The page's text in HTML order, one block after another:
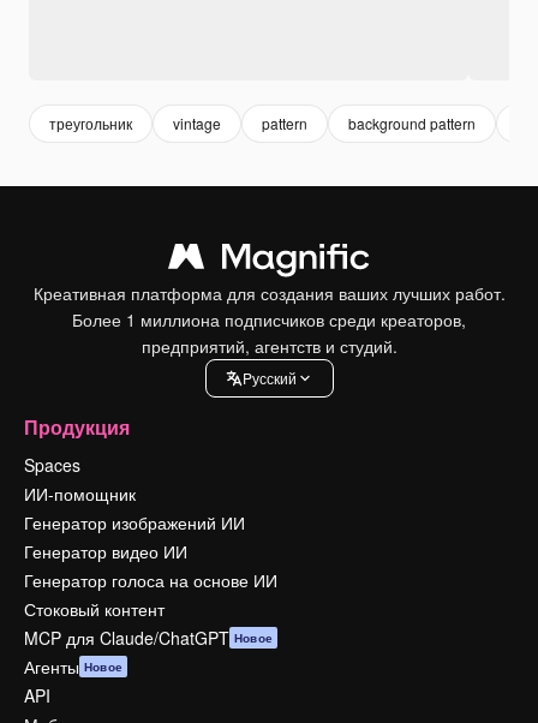
треугольник vintage pattern background pattern
Креативная платформа для создания ваших лучших работ.
Более 1 миллиона подписчиков среди креаторов,
предприятий, агентств и студий.
Pусский
Продукция
Spaces
ИИ-помощник
Генератор изображений ИИ
Генератор видео ИИ
Генератор голоса на основе ИИ
Стоковый контент
MCP для Claude/ChatGPT Новое
Агенты Новое
API